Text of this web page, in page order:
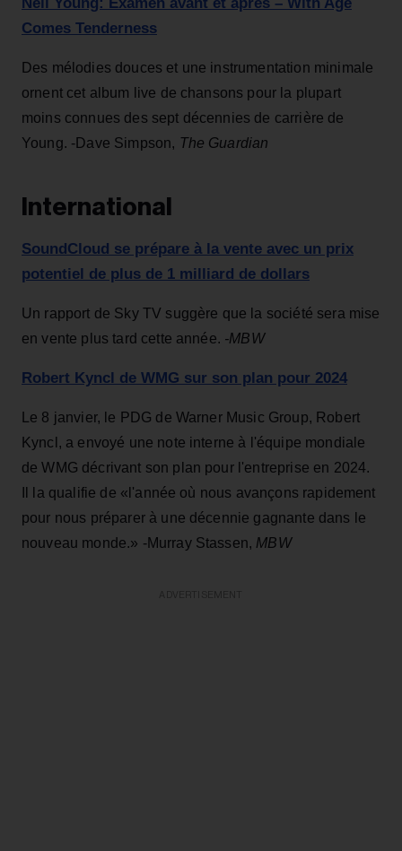
Comes Tenderness
Des mélodies douces et une instrumentation minimale
ornent cet album live de chansons pour la plupart
moins connues des sept décennies de carrière de
Young. -Dave Simpson, The Guardian
International
SoundCloud se prépare à la vente avec un prix
potentiel de plus de 1 milliard de dollars
Un rapport de Sky TV suggère que la société sera mise
en vente plus tard cette année. -MBW
Robert Kyncl de WMG sur son plan pour 2024
Le 8 janvier, le PDG de Warner Music Group, Robert
Kyncl, a envoyé une note interne à l'équipe mondiale
de WMG décrivant son plan pour l'entreprise en 2024.
Il la qualifie de «l'année où nous avançons rapidement
pour nous préparer à une décennie gagnante dans le
nouveau monde.» -Murray Stassen, MBW